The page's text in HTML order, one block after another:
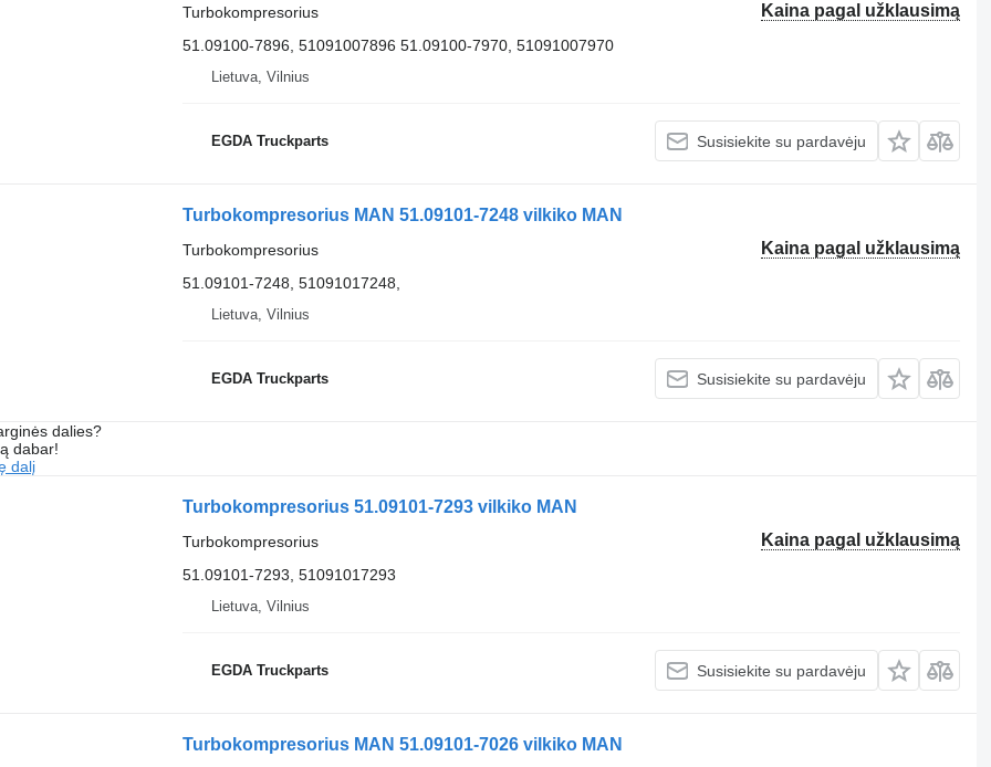
Kaina pagal užklausimą
Turbokompresorius
51.09100-7896, 51091007896 51.09100-7970, 51091007970
Lietuva, Vilnius
EGDA Truckparts Susisiekite su pardavėju
Turbokompresorius MAN 51.09101-7248 vilkiko MAN
Kaina pagal užklausimą
Turbokompresorius
51.09101-7248, 51091017248,
Lietuva, Vilnius
EGDA Truckparts Susisiekite su pardavėju
dalies?
dabar!
dalį
Turbokompresorius 51.09101-7293 vilkiko MAN
Kaina pagal užklausimą
Turbokompresorius
51.09101-7293, 51091017293
Lietuva, Vilnius
EGDA Truckparts Susisiekite su pardavėju
Turbokompresorius MAN 51.09101-7026 vilkiko MAN